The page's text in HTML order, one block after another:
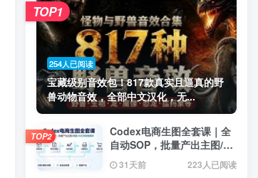
254人已阅读
宝藏级别音效包！817款真实且逼真的野
兽动物音效，全部中文汉化，无...
TOP1
Codex电商生图全套课｜全
自动SOP，批量产出主图/海
报/小红书封面素材
31天前 223人已阅读
TOP2